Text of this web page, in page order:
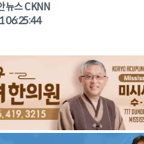
스 | CKNNEWS | 캐나다뉴스 | 토론토뉴스
뉴스 CKNN
06:25:44